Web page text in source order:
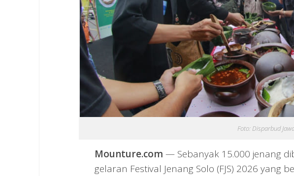
Foto: Disparbud
Mounture.com — Sebanyak 15.000 jenang
gelaran Festival Jenang Solo (FJS) 2026 yang